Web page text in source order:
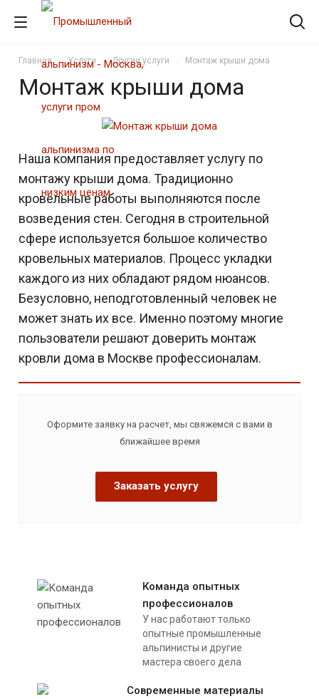
Главная Услуги Другие услуги Монтаж крыши дома
Монтаж крыши дома
Наша компания предоставляет услугу по
монтажу крыши дома. Традиционно
кровельные работы выполняются после
возведения стен. Сегодня в строительной
сфере используется большое количество
кровельных материалов. Процесс укладки
каждого из них обладают рядом нюансов.
Безусловно, неподготовленный человек не
может знать их все. Именно поэтому многие
пользователи решают доверить монтаж
кровли дома в Москве профессионалам.
Оформите заявку на расчет, мы свяжемся с вами в
ближайшее время
Заказать услугу
Команда опытных
профессионалов
У нас работают только
опытные промышленные
альпинисты и другие
мастера своего дела
Современные материалы